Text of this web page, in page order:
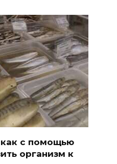
с помощью
организм к